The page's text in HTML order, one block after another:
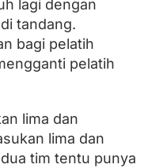
lagi dengan
tandang.
bagi pelatih
pelatih
lima dan
lima dan
tim tentu punya